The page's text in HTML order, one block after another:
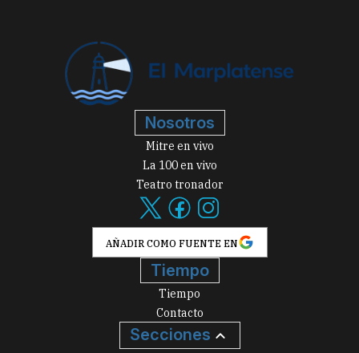
Nosotros
Mitre en vivo
La 100 en vivo
Teatro tronador
AÑADIR COMO FUENTE EN
Tiempo
Tiempo
Contacto
Secciones